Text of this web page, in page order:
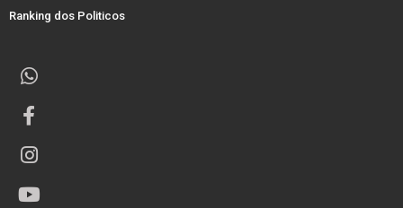
Ranking dos Politicos